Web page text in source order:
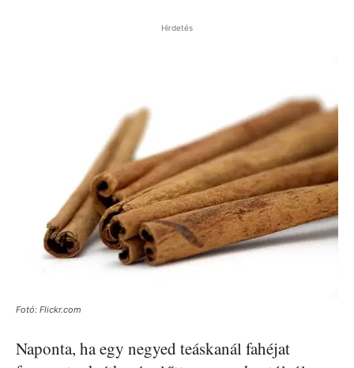
Hirdetés
Fotó: Flickr.com
Naponta, ha egy negyed teáskanál fahéjat